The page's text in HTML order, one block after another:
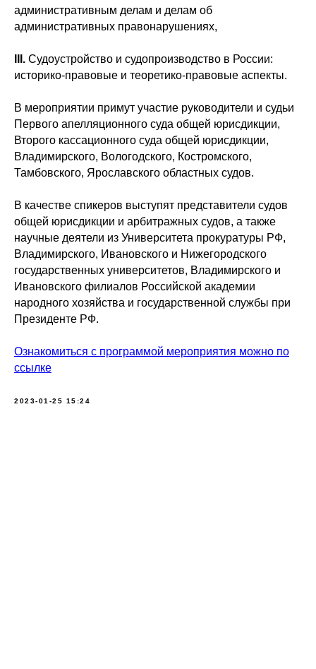
административным делам и делам об
административных правонарушениях,
III. Судоустройство и судопроизводство в России:
историко-правовые и теоретико-правовые аспекты.
В мероприятии примут участие руководители и судьи
Первого апелляционного суда общей юрисдикции,
Второго кассационного суда общей юрисдикции,
Владимирского, Вологодского, Костромского,
Тамбовского, Ярославского областных судов.
В качестве спикеров выступят представители судов
общей юрисдикции и арбитражных судов, а также
научные деятели из Университета прокуратуры РФ,
Владимирского, Ивановского и Нижегородского
государственных университетов, Владимирского и
Ивановского филиалов Российской академии
народного хозяйства и государственной службы при
Президенте РФ.
Ознакомиться с программой мероприятия можно по
ссылке
2023-01-25 15:24